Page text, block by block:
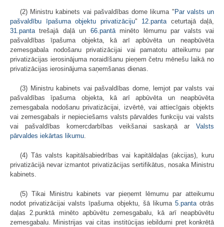
(2) Ministru kabinets vai pašvaldības dome likuma " Par valsts un
pašvaldību īpašuma objektu privatizāciju" 12.panta ceturtajā daļā,
31.panta trešajā daļā un 66.pantāminēto lēmumu par valsts vai
pašvaldības īpašuma objekta, kā arī apbūvēta un neapbūvēta
zemesgabala nodošanu privatizācijai vai pamatotu atteikumu par
privatizācijas ierosinājuma noraidīšanu pieņem četru mēnešu laikā no
privatizācijas ierosinājuma saņem­šanas dienas.
(3) Ministru kabinets vai pašvaldības dome, lemjot par valsts vai
pašvaldības īpašuma objekta, kā arī apbūvēta un neapbūvēta
zemesgabala nodošanu privatizācijai, izvērtē, vai attiecīgais objekts
vai zemesgabals ir nepieciešams valsts pārvaldes funkciju vai valsts
vai pašvaldības komercdarbības veikšanai saskaņā ar Valsts
pārvaldes iekārtas likumu
(4) Tās valsts kapitālsabiedrības vai kapitāldaļas (akcijas), kuru
privatizācijā nevar izmantot privatizācijas sertifikātus, nosaka Ministru
kabinets.
(5) Tikai Ministru kabinets var pieņemt lēmumu par atteikumu
nodot privatizācijai valsts īpašuma objektu, šā likuma 5.pantaotrās
daļas 2.punktā minēto apbūvētu zemesgabalu, kā arī neapbūvētu
zemesgabalu. Ministrijas vai citas institūcijas iebildumi pret konkrētā